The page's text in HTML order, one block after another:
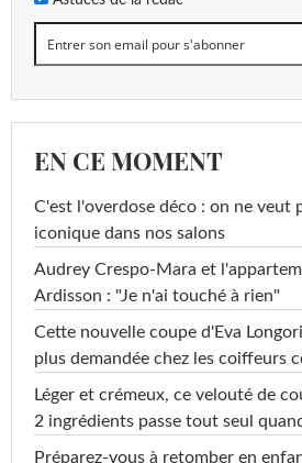
EN CE MOMENT
C'est l'overdose déco : on ne veut
iconique dans nos salons
Audrey Crespo-Mara et
Ardisson : "Je n'ai touché à rien"
Cette nouvelle coupe d'Eva
plus demandée chez les coiffeurs
Léger et crémeux, ce velouté de
2 ingrédients passe tout seul
Préparez-vous à retomber en